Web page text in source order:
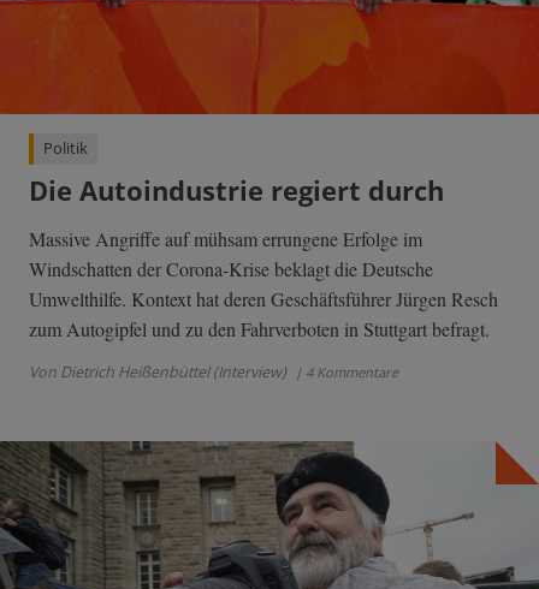
Politik
Die Autoindustrie regiert durch
Massive Angriffe auf mühsam errungene Erfolge im
Windschatten der Corona-Krise beklagt die Deutsche
Umwelthilfe. Kontext hat deren Geschäftsführer Jürgen Resch
zum Autogipfel und zu den Fahrverboten in Stuttgart befragt.
Von Dietrich Heißenbüttel (Interview) | 4 Kommentare